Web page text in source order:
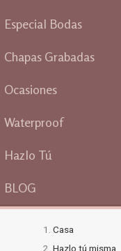
Especial Bodas
Chapas Grabadas
Ocasiones
Waterproof
Hazlo Tú
BLOG
Casa
Hazlo tú misma